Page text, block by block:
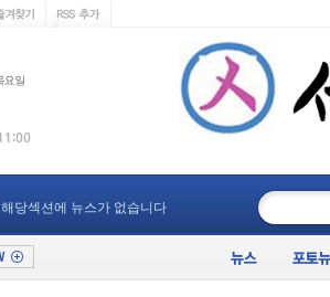
해당섹션에 뉴스가 없습니다